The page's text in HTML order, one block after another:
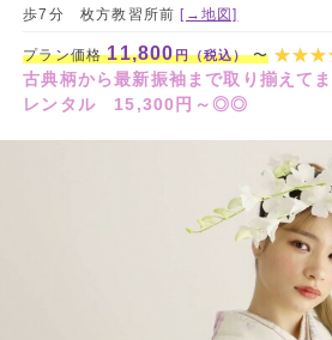
歩7分 枚方教習所前[→地図]
プラン価格11,800円（税込）〜
古典柄から最新振袖まで取り揃えて
レンタル 15,300円～◎◎